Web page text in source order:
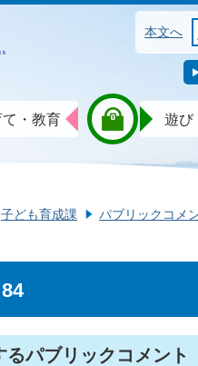
本文へ
・教育 遊び
子ども育成課 パブリックコメ
パブリックコメント